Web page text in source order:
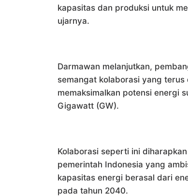
kapasitas dan produksi untuk
ujarnya.
Darmawan melanjutkan,
semangat kolaborasi yang
memaksimalkan potensi energi
Gigawatt (GW).
Kolaborasi seperti ini
pemerintah Indonesia yang
kapasitas energi berasal dari
pada tahun 2040.